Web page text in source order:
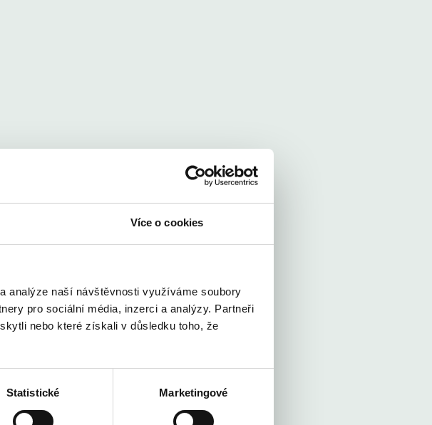
Více o cookies
analýze naší návštěvnosti využíváme soubory
pro sociální média, inzerci a analýzy. Partneři
nebo které získali v důsledku toho, že
Statistické Marketingové